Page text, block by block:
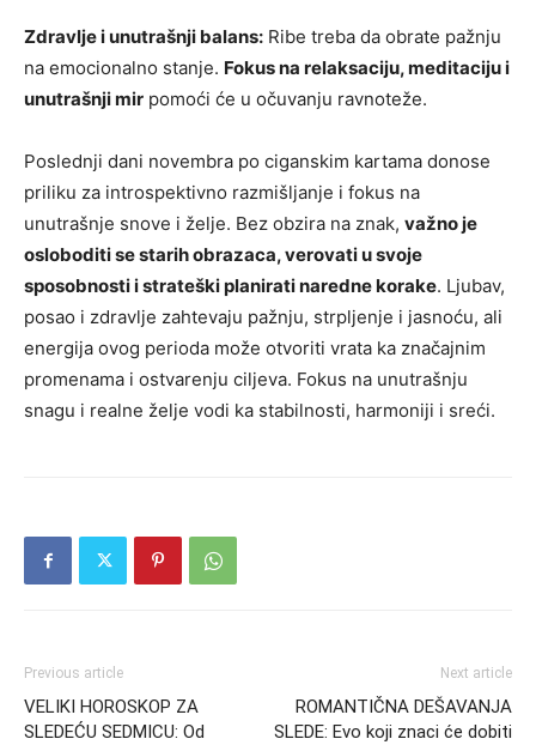
Zdravlje i unutrašnji balans: Ribe treba da obrate pažnju
na emocionalno stanje. Fokus na relaksaciju, meditaciju i
unutrašnji mir pomoći će u očuvanju ravnoteže.
Poslednji dani novembra po ciganskim kartama donose
priliku za introspektivno razmišljanje i fokus na
unutrašnje snove i želje. Bez obzira na znak, važno je
osloboditi se starih obrazaca, verovati u svoje
sposobnosti i strateški planirati naredne korake. Ljubav,
posao i zdravlje zahtevaju pažnju, strpljenje i jasnoću, ali
energija ovog perioda može otvoriti vrata ka značajnim
promenama i ostvarenju ciljeva. Fokus na unutrašnju
snagu i realne želje vodi ka stabilnosti, harmoniji i sreći.
Previous article
VELIKI HOROSKOP ZA
SLEDEĆU SEDMICU: Od
Next article
ROMANTIČNA DEŠAVANJA
SLEDE: Evo koji znaci će dobiti